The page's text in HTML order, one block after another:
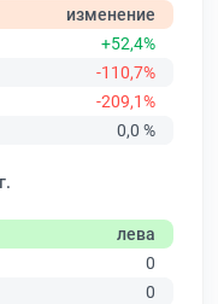
изменение
+52,4%
-110,7%
-209,1%
0,0 %
лева
0
0